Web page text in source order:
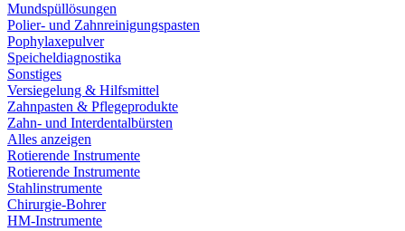
Mundspüllösungen
Polier- und Zahnreinigungspasten
Pophylaxepulver
Speicheldiagnostika
Sonstiges
Versiegelung & Hilfsmittel
Zahnpasten & Pflegeprodukte
Zahn- und Interdentalbürsten
Alles anzeigen
Rotierende Instrumente
Rotierende Instrumente
Stahlinstrumente
Chirurgie-Bohrer
HM-Instrumente